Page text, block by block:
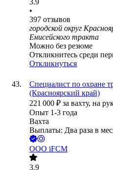
3.9
•
397 отзывов
городской округ
Енисейского тракта
Можно без резюме
Откликнитесь среди
Откликнуться
Специалист по охране
(Красноярский край)
221 000 ₽ за вахту, на
Опыт 1-3 года
Вахта
Выплаты: Два раза в
ООО iFCM
3.9